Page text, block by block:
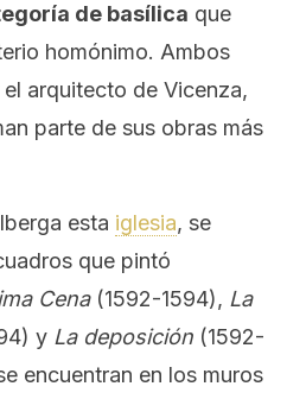
de basílica que
homónimo. Ambos
arquitecto de Vicenza,
parte de sus obras más
esta iglesia, se
que pintó
Cena(1592-1594), La
y La deposición (1592-
encuentran en los muros